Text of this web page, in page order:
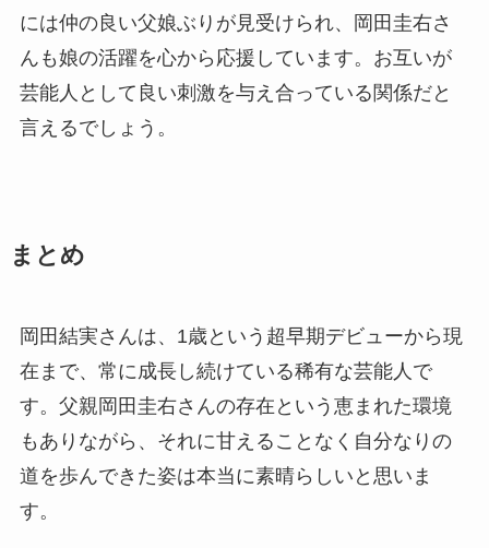
には仲の良い父娘ぶりが見受けられ、岡田圭右さ
んも娘の活躍を心から応援しています。お互いが
芸能人として良い刺激を与え合っている関係だと
言えるでしょう。
まとめ
岡田結実さんは、1歳という超早期デビューから現
在まで、常に成長し続けている稀有な芸能人で
す。父親岡田圭右さんの存在という恵まれた環境
もありながら、それに甘えることなく自分なりの
道を歩んできた姿は本当に素晴らしいと思いま
す。